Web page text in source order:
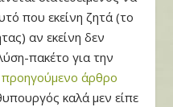
που εκείνη ζητά (το
αν εκείνη δεν
πακέτο για την
προηγούμενο άρθρο
καλά μεν είπε